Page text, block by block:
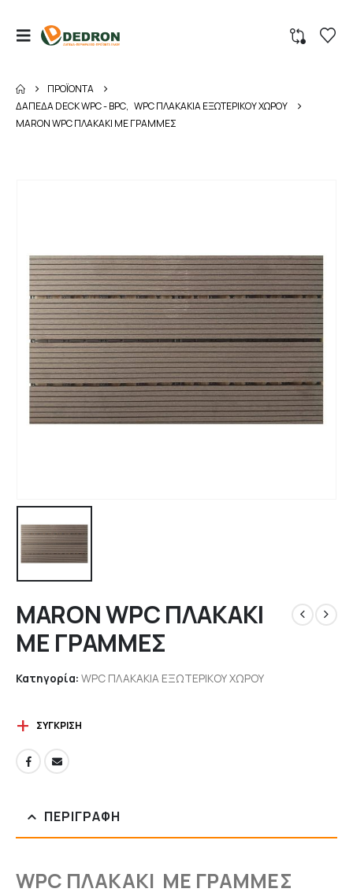
ΠΡΟΪΌΝΤΑ
ΔΑΠΕΔΑ DECK WPC - BPC, WPC ΠΛΑΚΑΚΙΑ ΕΞΩΤΕΡΙΚΟΥ ΧΩΡΟΥ
MARON WPC ΠΛΑΚΑΚΙ ΜΕ ΓΡΑΜΜΕΣ
MARON WPC ΠΛΑΚΑΚΙ
ΜΕ ΓΡΑΜΜΕΣ
Κατηγορία: WPC ΠΛΑΚΑΚΙΑ ΕΞΩΤΕΡΙΚΟΥ ΧΩΡΟΥ
ΣΎΓΚΡΙΣΗ
ΠΕΡΙΓΡΑΦΉ
WPC ΠΛΑΚΑΚΙ ΜΕ ΓΡΑΜΜΕΣ